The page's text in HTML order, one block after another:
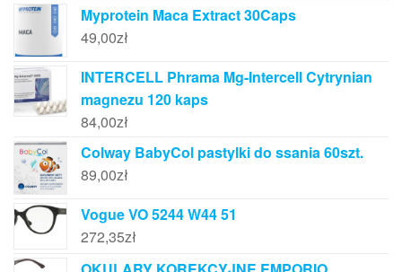
Myprotein Maca Extract 30Caps
49,00zł
INTERCELL Phrama Mg-Intercell Cytrynian
magnezu 120 kaps
84,00zł
Colway BabyCol pastylki do ssania 60szt.
89,00zł
Vogue VO 5244 W44 51
272,35zł